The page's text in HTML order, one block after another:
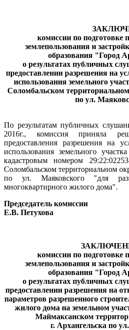
комиссии по подготовке
землепользования и
образования "Город
о результатах публичных
предоставлении разрешения на
использования земельного
Соломбальском территориальном
по ул.
По результатам публичных
2016г., комиссия приняла
предоставления разрешения на
использования земельного участка
кадастровым номером
Соломбальском территориальном
по ул. Маяковского "для
многоквартирного жилого дома".
Председатель комиссии
Е.В. Петухова
комиссии по подготовке
землепользования и
образования "Город
о результатах публичных
предоставлении разрешения на
параметров разрешенного
жилого дома на земельном
Маймаксанском
г. Архангельска по